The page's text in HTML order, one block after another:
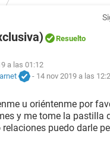
Resuelto
a las 01:12
- 14 nov 2019 a las
u oriéntenme por
y me tome la pastilla
puedo darle